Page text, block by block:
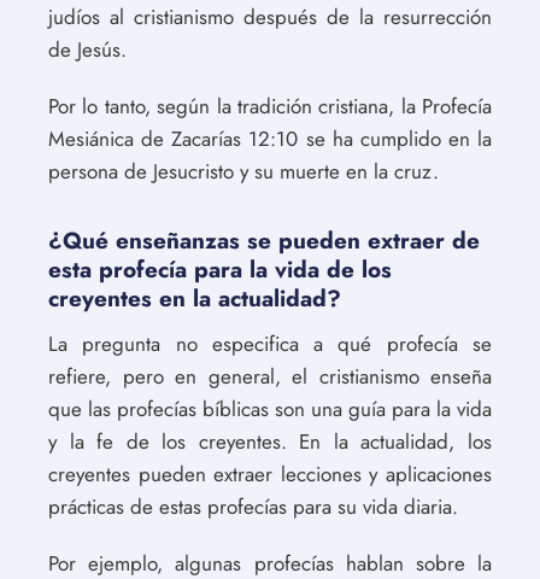
judíos al cristianismo después de la resurrección
de Jesús.
Por lo tanto, según la tradición cristiana, la Profecía
Mesiánica de Zacarías 12:10 se ha cumplido en la
persona de Jesucristo y su muerte en la cruz.
¿Qué enseñanzas se pueden extraer de
esta profecía para la vida de los
creyentes en la actualidad?
La pregunta no especifica a qué profecía se
refiere, pero en general, el cristianismo enseña
que las profecías bíblicas son una guía para la vida
y la fe de los creyentes. En la actualidad, los
creyentes pueden extraer lecciones y aplicaciones
prácticas de estas profecías para su vida diaria.
Por ejemplo, algunas profecías hablan sobre la